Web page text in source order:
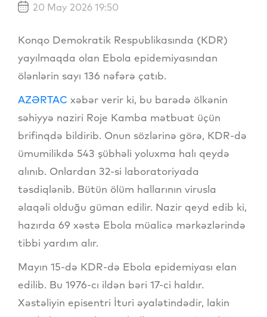
20 May 2026 19:50
Konqo Demokratik Respublikasında (KDR)
yayılmaqda olan Ebola epidemiyasından
ölənlərin sayı 136 nəfərə çatıb.
AZƏRTAC xəbər verir ki, bu barədə ölkənin
səhiyyə naziri Roje Kamba mətbuat üçün
brifinqdə bildirib. Onun sözlərinə görə, KDR-də
ümumilikdə 543 şübhəli yoluxma halı qeydə
alınıb. Onlardan 32-si laboratoriyada
təsdiqlənib. Bütün ölüm hallarının virusla
əlaqəli olduğu güman edilir. Nazir qeyd edib ki,
hazırda 69 xəstə Ebola müalicə mərkəzlərində
tibbi yardım alır.
Mayın 15-də KDR-də Ebola epidemiyası elan
edilib. Bu 1976-cı ildən bəri 17-ci haldır.
Xəstəliyin episentri İturi əyalətindədir, lakin